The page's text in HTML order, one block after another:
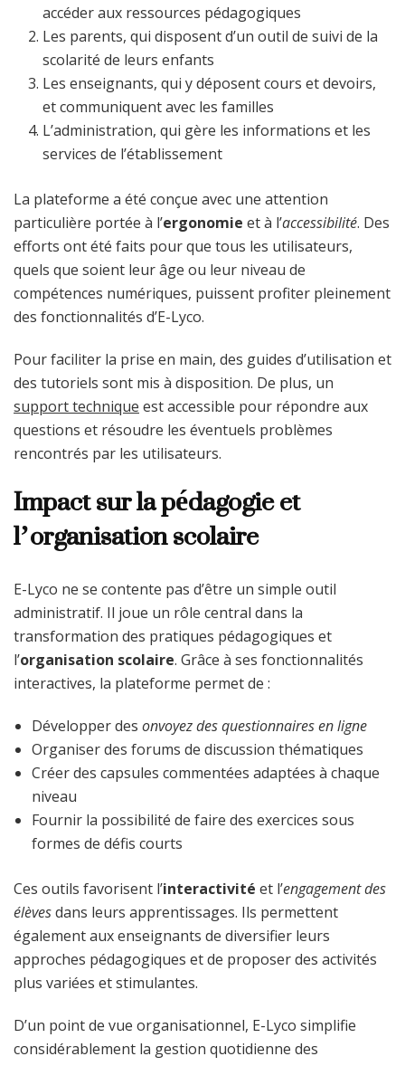
accéder aux ressources pédagogiques
Les parents, qui disposent d’un outil de suivi de la
scolarité de leurs enfants
Les enseignants, qui y déposent cours et devoirs,
et communiquent avec les familles
L’administration, qui gère les informations et les
services de l’établissement
La plateforme a été conçue avec une attention
particulière portée à l’ergonomie et à l’accessibilité. Des
efforts ont été faits pour que tous les utilisateurs,
quels que soient leur âge ou leur niveau de
compétences numériques, puissent profiter pleinement
des fonctionnalités d’E-Lyco.
Pour faciliter la prise en main, des guides d’utilisation et
des tutoriels sont mis à disposition. De plus, un
support technique est accessible pour répondre aux
questions et résoudre les éventuels problèmes
rencontrés par les utilisateurs.
Impact sur la pédagogie et
l’organisation scolaire
E-Lyco ne se contente pas d’être un simple outil
administratif. Il joue un rôle central dans la
transformation des pratiques pédagogiques et
l’organisation scolaire. Grâce à ses fonctionnalités
interactives, la plateforme permet de :
Développer des onvoyez des questionnaires en ligne
Organiser des forums de discussion thématiques
Créer des capsules commentées adaptées à chaque
niveau
Fournir la possibilité de faire des exercices sous
formes de défis courts
Ces outils favorisent l’interactivité et l’engagement des
élèvesdans leurs apprentissages. Ils permettent
également aux enseignants de diversifier leurs
approches pédagogiques et de proposer des activités
plus variées et stimulantes.
D’un point de vue organisationnel, E-Lyco simplifie
considérablement la gestion quotidienne des